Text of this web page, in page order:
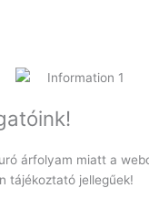
árfolyam miatt a
tájékoztató jellegűek!